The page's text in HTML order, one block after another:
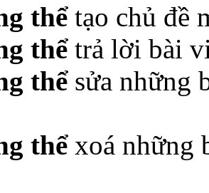
thểtạo chủ đề
thểtrả lời bài
thểsửa những
thểxoá những